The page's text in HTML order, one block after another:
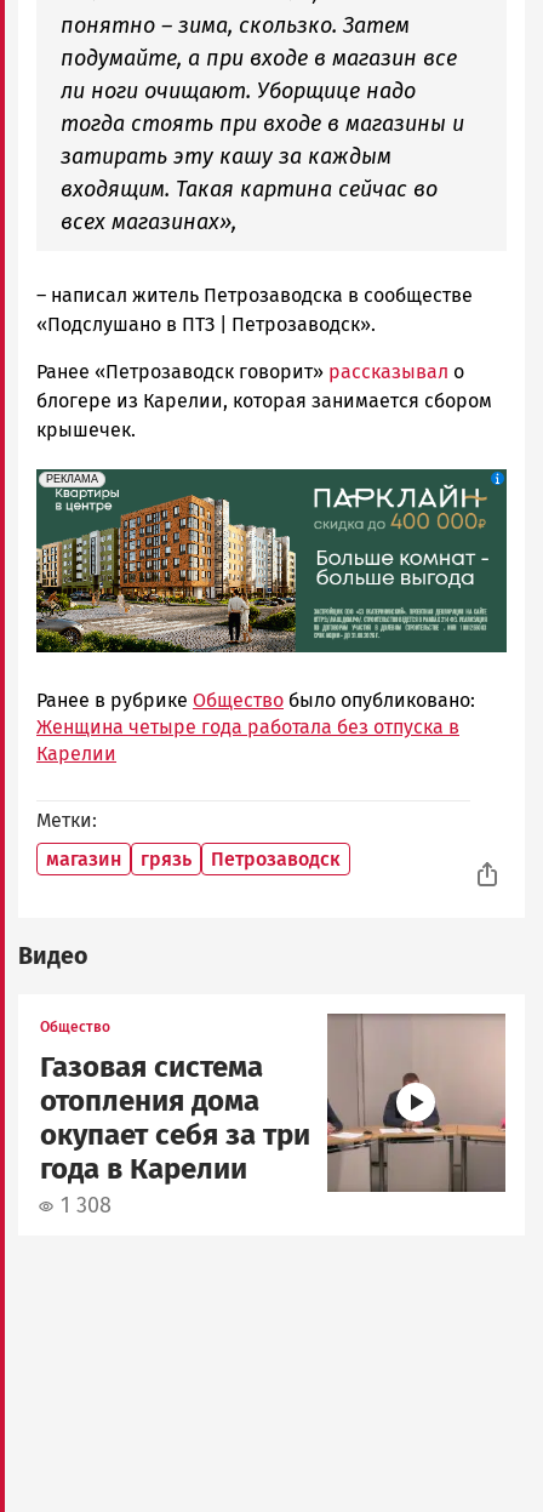
понятно – зима, скользко. Затем
подумайте, а при входе в магазин все
ли ноги очищают. Уборщице надо
тогда стоять при входе в магазины и
затирать эту кашу за каждым
входящим. Такая картина сейчас во
всех магазинах»,
– написал житель Петрозаводска в сообществе
«Подслушано в ПТЗ | Петрозаводск».
Ранее «Петрозаводск говорит» рассказывал о
блогере из Карелии, которая занимается сбором
крышечек.
erid: 2SDnjdeSPnB
РЕКЛАМА
Реклама
Ранее в рубрике Общество было опубликовано:
Женщина четыре года работала без отпуска в
Карелии
Метки
магазин
грязь Петрозаводск
Видео
Общество
Газовая система
отопления дома
окупает себя за три
года в Карелии
1 308